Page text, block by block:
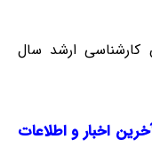
کارشناسی ارشد سال
اخبار و اطلاعات